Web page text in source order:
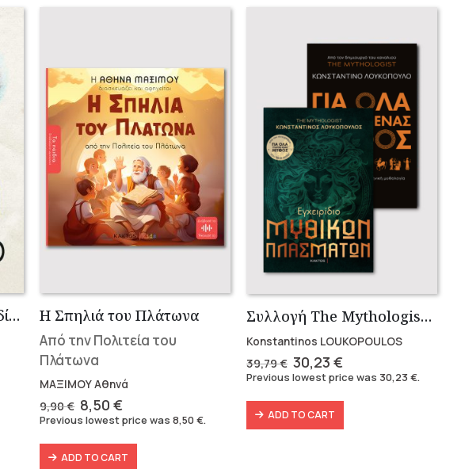
Η τέχνη να έχεις πάντα δίκαιο Η Σπηλιά του Πλάτωνα
Από την Πολιτεία του
Πλάτωνα
ΜΑΞΙΜΟΥ Αθηνά
9,90€ Original
price
9,90 €.
8,50€
price
is:
8,50 €.
Previous lowest price was8,50€.
ADD TO CART
Συλλογή The Mythologist (2 βιβλία)
Konstantinos LOUKOPOULOS
39,79€ Original
price
39,79 €.
30,23€
price
30,23 €.
Previous lowest price was 30,23€.
ADD TO CART